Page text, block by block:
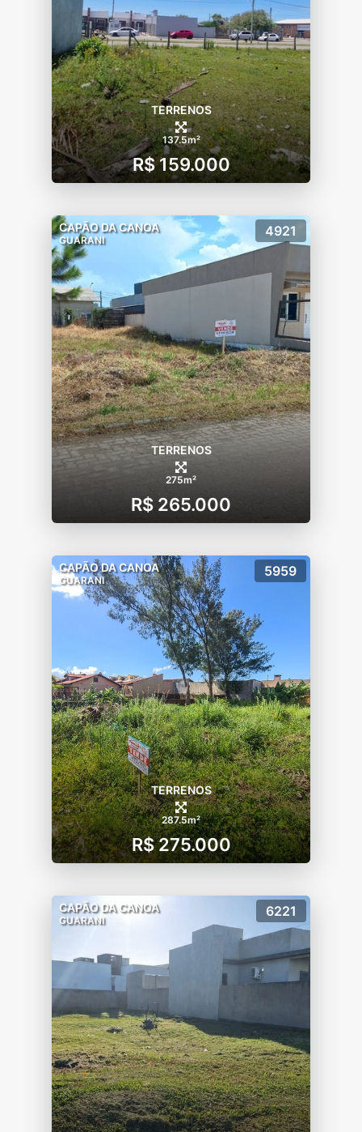
TERRENOS
137.5m²
R$ 159.000
CAPÃO DA CANOA
GUARANI
4921
TERRENOS
275m²
R$ 265.000
CAPÃO DA CANOA
GUARANI
5959
TERRENOS
287.5m²
R$ 275.000
CAPÃO DA CANOA
GUARANI
6221